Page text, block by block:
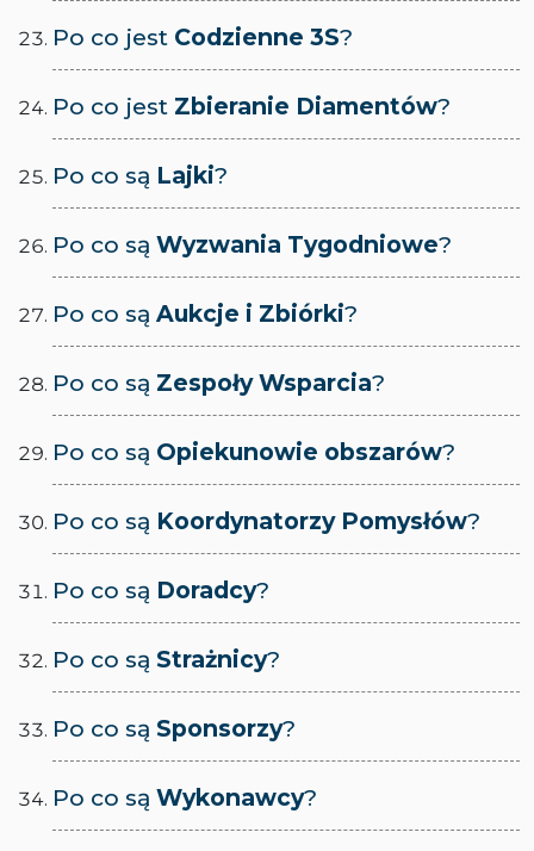
Po co jest Codzienne 3S?
Po co jest Zbieranie Diamentów?
Po co są Lajki?
Po co są Wyzwania Tygodniowe?
Po co są Aukcje i Zbiórki?
Po co są Zespoły Wsparcia?
Po co są Opiekunowie obszarów?
Po co są Koordynatorzy Pomysłów?
Po co są Doradcy?
Po co są Strażnicy?
Po co są Sponsorzy?
Po co są Wykonawcy?